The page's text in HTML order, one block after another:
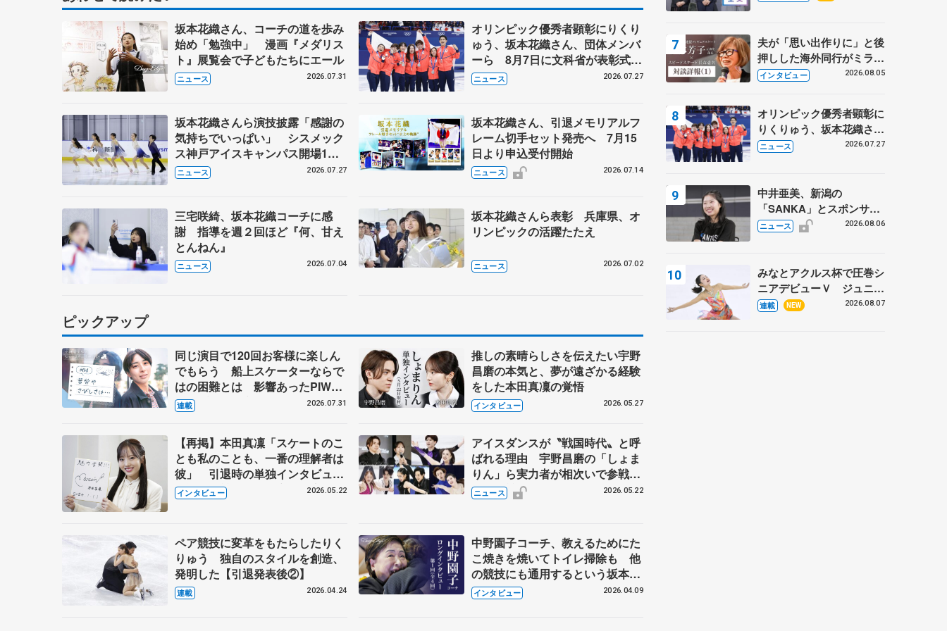
坂本花織さん、コーチの道を歩み
始め「勉強中」 漫画『メダリス
ト』展覧会で子どもたちにエール
ニュース 2026.07.31
オリンピック優秀者顕彰にりくり
ゅう、坂本花織さん、団体メンバ
ーら 8月7日に文科省が表彰式、
ブルーノ・マルコット、中野園子
らコーチも
ニュース 2026.07.27
坂本花織さんら演技披露「感謝の
気持ちでいっぱい」 シスメック
ス神戸アイスキャンパス開場1周
年イベント
ニュース 2026.07.27
坂本花織さん、引退メモリアルフ
レーム切手セット発売へ 7月15
日より申込受付開始
ニュース 2026.07.14
三宅咲綺、坂本花織コーチに感
謝 指導を週２回ほど『何、甘え
とんねん』
ニュース 2026.07.04
坂本花織さんら表彰 兵庫県、オ
リンピックの活躍たたえ
ニュース 2026.07.02
ピックアップ
同じ演目で120回お客様に楽しん
でもらう 船上スケーターならで
はの困難とは 影響あったPIW前
キャプテン松永さんの存在
連載 2026.07.31
推しの素晴らしさを伝えたい宇野
昌磨の本気と、夢が遠ざかる経験
をした本田真凜の覚悟
インタビュー 2026.05.27
【再掲】本田真凜「スケートのこ
とも私のことも、一番の理解者は
彼」 引退時の単独インタビュー
で語った競技人生や家族、恋人、
これからの夢…
インタビュー 2026.05.22
アイスダンスが〝戦国時代〟と呼
ばれる理由 宇野昌磨の「しょま
りん」ら実力者が相次いで参戦
国内の競争激化
ニュース 2026.05.22
ペア競技に変革をもたらしたりく
りゅう 独自のスタイルを創造、
発明した【引退発表後②】
連載 2026.04.24
中野園子コーチ、教えるためにた
こ焼きを焼いてトイレ掃除も 他
の競技にも通用するという坂本花
織の筋肉
インタビュー 2026.04.09
部科学省スポーツ表彰
式】
夫が「思い出作りに」と後
押しした海外同行がミラノ
まで… 繁華街のリンクで
に 小林芳子さんが振り返
るスケート人生
インタビュー 2026.08.05
オリンピック優秀者顕彰に
りくりゅう、坂本花織さ
ん、団体メンバーら 8月
園子らコーチも
ニュース 2026.07.27
中井亜美、新潟の
「SANKA」とスポンサー
契約 「全力で応援」とコ
ニュース 2026.08.06
みなとアクルス杯で圧巻シ
ニアデビューＶ ジュニア
で４シーズン無敗の島田麻
連載 NEW 2026.08.07